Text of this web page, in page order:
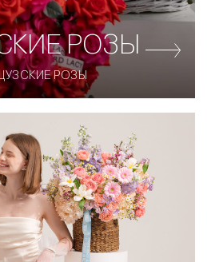
РОЗЫ
РОЗЫ